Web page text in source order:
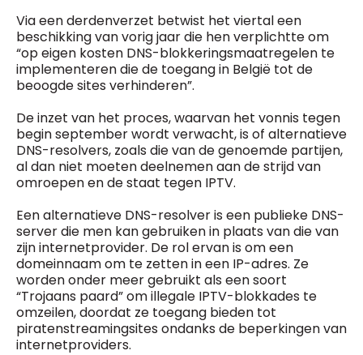
Via een derdenverzet betwist het viertal een
beschikking van vorig jaar die hen verplichtte om
“op eigen kosten DNS-blokkeringsmaatregelen te
implementeren die de toegang in België tot de
beoogde sites verhinderen”.
De inzet van het proces, waarvan het vonnis tegen
begin september wordt verwacht, is of alternatieve
DNS-resolvers, zoals die van de genoemde partijen,
al dan niet moeten deelnemen aan de strijd van
omroepen en de staat tegen IPTV.
Een alternatieve DNS-resolver is een publieke DNS-
server die men kan gebruiken in plaats van die van
zijn internetprovider. De rol ervan is om een
domeinnaam om te zetten in een IP-adres. Ze
worden onder meer gebruikt als een soort
“Trojaans paard” om illegale IPTV-blokkades te
omzeilen, doordat ze toegang bieden tot
piratenstreamingsites ondanks de beperkingen van
internetproviders.
f.bouchar@mm.be
Chief Editor
Griet Byl
0475 97 12 57
Chief Editor
Damien Lemaire
0477 37 31 65
d.lemaire@mm.be
BEVESTIGEN
Daily
Freemium
access
5 x week
1 x week
MM Tech
10 x year
MM Best of
Research
10 x year
MM Blue
(digital)
Vragen ?